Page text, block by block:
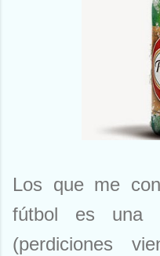
Los que me
fútbol es una
(perdiciones